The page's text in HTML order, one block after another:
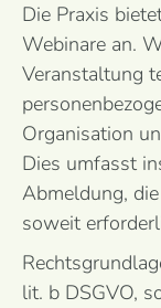
Die Praxis
Webinare an.
Veranstaltung
Organisation
Dies umfasst
Abmeldung,
soweit
lit. b DSGVO,